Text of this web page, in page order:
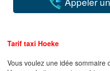
Tarif taxi Hoeke
Vous voulez une idée sommaire